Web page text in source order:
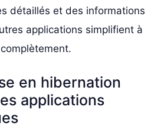
détaillés et des informations
applications simplifient à
en hibernation
applications